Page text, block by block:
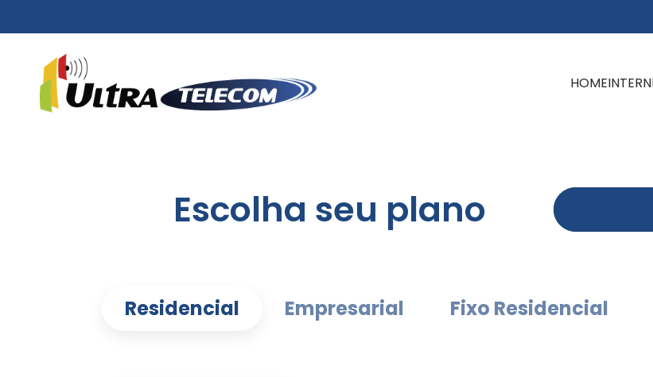
HOME
Escolha seu plano
Residencial Empresarial Fixo Residencial